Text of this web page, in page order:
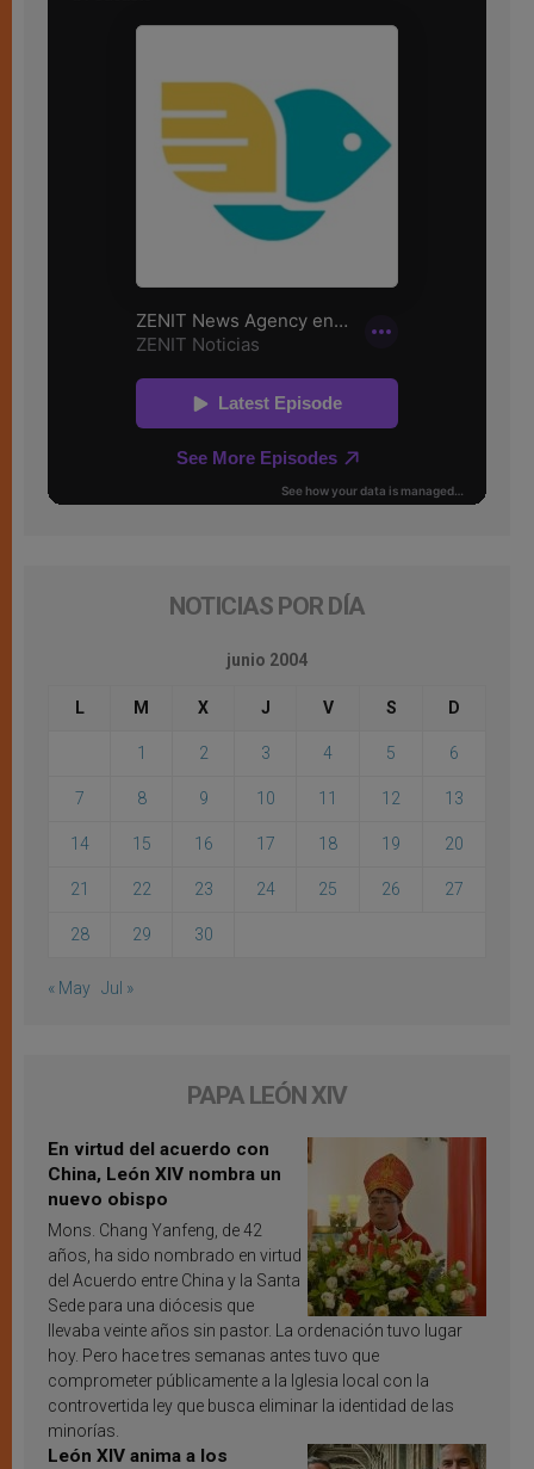
NOTICIAS POR DÍA
junio 2004
L M X J V S D
1 2 3 4 5 6
7 8 9 10 11 12 13
14 15 16 17 18 19 20
21 22 23 24 25 26 27
28 29 30
« May Jul »
PAPA LEÓN XIV
En virtud del acuerdo con
China, León XIV nombra un
nuevo obispo
Mons. Chang Yanfeng, de 42
años, ha sido nombrado en virtud
del Acuerdo entre China y la Santa
Sede para una diócesis que
llevaba veinte años sin pastor. La ordenación tuvo lugar
hoy. Pero hace tres semanas antes tuvo que
comprometer públicamente a la Iglesia local con la
controvertida ley que busca eliminar la identidad de las
minorías.
León XIV anima a los